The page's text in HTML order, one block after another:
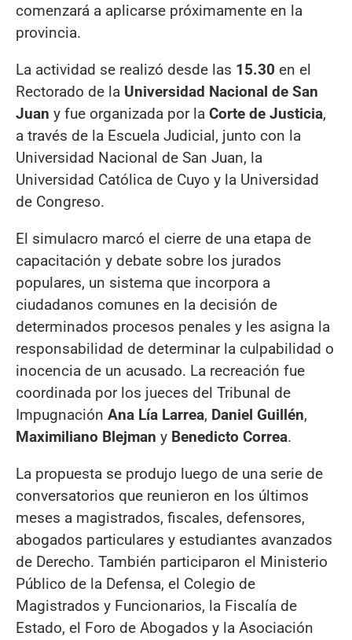
comenzará a aplicarse próximamente en la
provincia.
La actividad se realizó desde las 15.30 en el
Rectorado de la Universidad Nacional de San
Juan y fue organizada por la Corte de Justicia,
a través de la Escuela Judicial, junto con la
Universidad Nacional de San Juan, la
Universidad Católica de Cuyo y la Universidad
de Congreso.
El simulacro marcó el cierre de una etapa de
capacitación y debate sobre los jurados
populares, un sistema que incorpora a
ciudadanos comunes en la decisión de
determinados procesos penales y les asigna la
responsabilidad de determinar la culpabilidad o
inocencia de un acusado. La recreación fue
coordinada por los jueces del Tribunal de
Impugnación Ana Lía Larrea, Daniel Guillén,
Maximiliano Blejman y Benedicto Correa.
La propuesta se produjo luego de una serie de
conversatorios que reunieron en los últimos
meses a magistrados, fiscales, defensores,
abogados particulares y estudiantes avanzados
de Derecho. También participaron el Ministerio
Público de la Defensa, el Colegio de
Magistrados y Funcionarios, la Fiscalía de
Estado, el Foro de Abogados y la Asociación